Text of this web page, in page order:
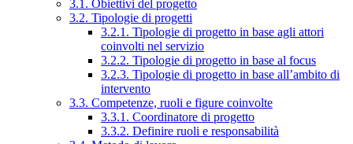
3.1. Obiettivi del progetto
3.2. Tipologie di progetti
3.2.1. Tipologie di progetto in base agli attori
coinvolti nel servizio
3.2.2. Tipologie di progetto in base al focus
3.2.3. Tipologie di progetto in base all’ambito di
intervento
3.3. Competenze, ruoli e figure coinvolte
3.3.1. Coordinatore di progetto
3.3.2. Definire ruoli e responsabilità